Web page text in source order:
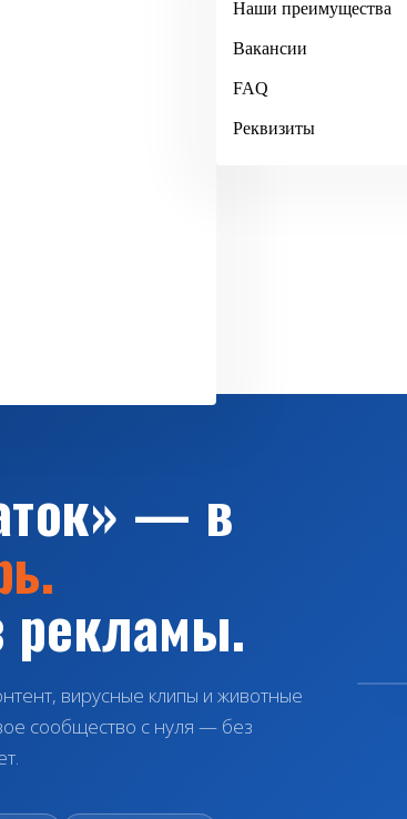
+7 (495) 984-34-90
Наши преимущества
Вакансии
FAQ
Реквизиты
— в
рекламы.
вирусные клипы и животные
сообщество с нуля — без